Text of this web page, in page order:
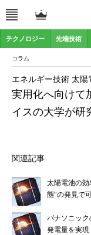
テクノロジー 先端技術
コラム
実用化へ向けて
イスの大学が研
エネルギー技術 太陽
関連記事
太陽電池の
態”の発見で
パナソニッ
発電量を実現